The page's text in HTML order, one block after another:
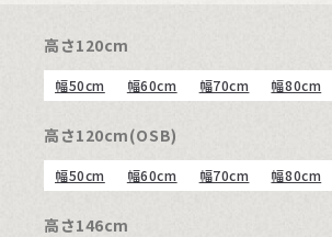
高さ120cm
幅50cm 幅60cm 幅70cm 幅80cm
高さ120cm(OSB)
幅50cm 幅60cm 幅70cm 幅80cm
高さ146cm